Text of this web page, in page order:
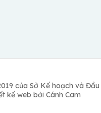
của Sở Kế hoạch và Đầu
kế web bởi Cánh Cam